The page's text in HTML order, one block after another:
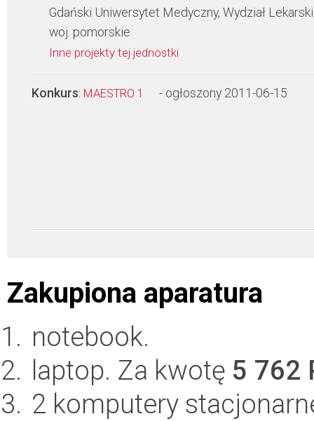
Gdański Uniwersytet Medyczny, Wydział Lekarski
woj. pomorskie
Inne projekty tej jednostki
Konkurs: MAESTRO 1 - ogłoszony 2011-06-15
Zakupiona aparatura
notebook.
laptop. Za kwotę 5 762
2 komputery